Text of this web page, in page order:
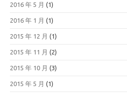
2016 年 5 月 (1)
2016 年 1 月 (1)
2015 年 12 月 (1)
2015 年 11 月 (2)
2015 年 10 月 (3)
2015 年 5 月 (1)